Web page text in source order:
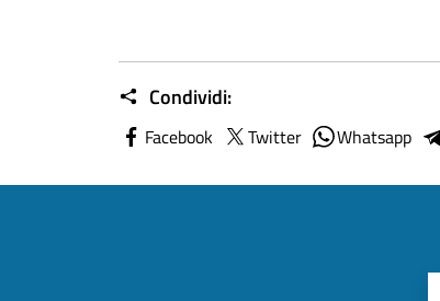
Condividi:
Facebook Twitter Whatsapp